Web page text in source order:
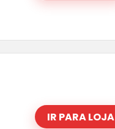
IR PARA LOJA